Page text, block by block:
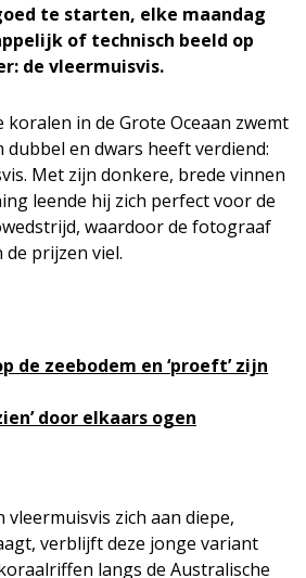
te starten, elke maandag
of technisch beeld op
de vleermuisvis.
in de Grote Oceaan zwemt
dubbel en dwars heeft verdiend:
Met zijn donkere, brede vinnen
leende hij zich perfect voor de
waardoor de fotograaf
de prijzen viel.
de zeebodem en ‘proeft’ zijn
door elkaars ogen
vleermuisvis zich aan diepe,
verblijft deze jonge variant
langs de Australische